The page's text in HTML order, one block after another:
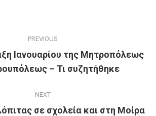
PREVIOUS
Previous
post:
Ιανουαρίου της Μητροπόλεως
– Τι συζητήθηκε
NEXT
σε σχολεία και στη Μοίρα